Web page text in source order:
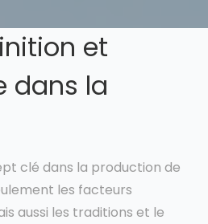
et
dans la
clé dans la production de
les facteurs
aussi les traditions et le